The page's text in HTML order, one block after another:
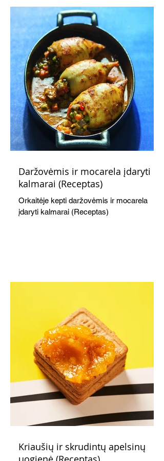
Daržovėmis ir mocarela įdaryti
kalmarai (Receptas)
Orkaitėje kepti daržovėmis ir mocarela
įdaryti kalmarai (Receptas)
Kriaušių ir skrudintų apelsinų